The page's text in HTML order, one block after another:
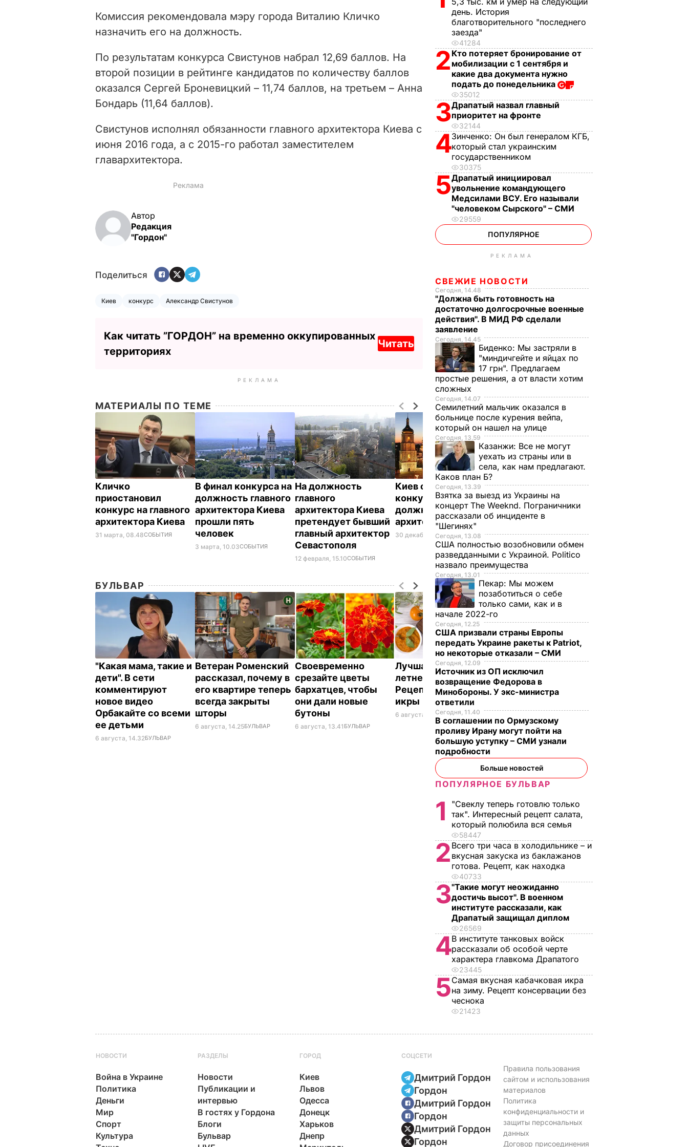
d
e
o
Комиссия рекомендовала мэру города Виталию Кличко
назначить его на должность.
По результатам конкурса Свистунов набрал 12,69 баллов. На
второй позиции в рейтинге кандидатов по количеству баллов
оказался Сергей Броневицкий – 11,74 баллов, на третьем – Анна
Бондарь (11,64 баллов).
Свистунов исполнял обязанности главного архитектора Киева с
июня 2016 года, а с 2015-го работал заместителем
главархитектора.
Автор
Редакция
"Гордон"
Поделиться
Киев конкурс Александр Свистунов
Как читать ”ГОРДОН” на временно оккупированных
территориях
Читать
РЕКЛАМА
МАТЕРИАЛЫ ПО ТЕМЕ
Кличко
приостановил
конкурс на главного
архитектора Киева
31 марта, 08.48СОБЫТИЯ
В финал конкурса на
должность главного
архитектора Киева
прошли пять
человек
3 марта, 10.03СОБЫТИЯ
На должность
главного
архитектора Киева
претендует бывший
главный архитектор
Севастополя
12 февраля, 15.10СОБЫТИЯ
Киев объявил
конкурс на
должность главного
архитектора города
30 декабря, 17.41СОБЫТИЯ
Кличко уволил
главного
архитектора Киева
Целовальника и двух
его заместителей
30 сентября, 12.17СОБЫТИЯ
БУЛЬВАР
"Какая мама, такие и
дети". В сети
комментируют
новое видео
Орбакайте со всеми
ее детьми
6 августа, 14.32БУЛЬВАР
Ветеран Роменский
рассказал, почему в
его квартире теперь
всегда закрыты
шторы
6 августа, 14.25БУЛЬВАР
Своевременно
срезайте цветы
бархатцев, чтобы
они дали новые
бутоны
6 августа, 13.41 БУЛЬВАР
Лучшая намазка для
летнего перекуса.
Рецепт кабачковой
икры
6 августа, 13.02БУЛЬВАР
Добавьте это в
каждую банку – и
огурцы под
крышкой не
перекиснут. Рецепт
без стерилизации
день. История
благотворительного "последнего
заезда"
41284
2 Кто потеряет бронирование от
мобилизации с 1 сентября и
какие два документа нужно
подать до понедельника
35012
3Драпатый назвал главный
приоритет на фронте
32144
4Зинченко: Он был генералом КГБ,
который стал украинским
государственником
30375
5Драпатый инициировал
увольнение командующего
Медсилами ВСУ. Его называли
"человеком Сырского" – СМИ
29559
ПОПУЛЯРНОЕ
РЕКЛАМА
СВЕЖИЕ НОВОСТИ
Сегодня, 14.48
"Должна быть готовность на
достаточно долгосрочные военные
действия". В МИД РФ сделали
заявление
Сегодня, 14.45
Биденко: Мы застряли в
"миндичгейте и яйцах по
17 грн". Предлагаем
простые решения, а от власти хотим
сложных
Сегодня, 14.07
Семилетний мальчик оказался в
больнице после курения вейпа,
который он нашел на улице
Сегодня, 13.59
Казанжи: Все не могут
уехать из страны или в
села, как нам предлагают.
Каков план Б?
Сегодня, 13.39
Взятка за выезд из Украины на
концерт The Weeknd. Пограничники
рассказали об инциденте в
"Шегинях"
Сегодня, 13.08
США полностью возобновили обмен
разведданными с Украиной. Politico
назвало преимущества
Сегодня, 13.01
Пекар: Мы можем
позаботиться о себе
только сами, как и в
начале 2022-го
Сегодня, 12.25
США призвали страны Европы
передать Украине ракеты к Patriot,
но некоторые отказали – СМИ
Сегодня, 12.09
Источник из ОП исключил
возвращение Федорова в
Минобороны. У экс-министра
ответили
Сегодня, 11.40
В соглашении по Ормузскому
проливу Ирану могут пойти на
большую уступку – СМИ узнали
подробности
Больше новостей
ПОПУЛЯРНОЕ БУЛЬВАР
1
"Свеклу теперь готовлю только
так". Интересный рецепт салата,
который полюбила вся семья
58447
2 Всего три часа в холодильнике – и
вкусная закуска из баклажанов
готова. Рецепт, как находка
40733
3"Такие могут неожиданно
достичь высот". В военном
институте рассказали, как
Драпатый защищал диплом
26569
4В институте танковых войск
рассказали об особой черте
характера главкома Драпатого
23445
5Самая вкусная кабачковая икра
на зиму. Рецепт консервации без
чеснока
21423
НОВОСТИ
Война в Украине
Политика
Деньги
Мир
Спорт
Культура
РАЗДЕЛЫ
Новости
Публикации и
интервью
В гостях у Гордона
Блоги
Бульвар
ГОРОД
Киев
Львов
Одесса
Донецк
Харьков
Днепр
СОЦСЕТИ
Дмитрий Гордон
Гордон
Дмитрий Гордон
Гордон
Дмитрий Гордон
Гордон
Правила пользования
сайтом и использования
материалов
Политика
конфиденциальности и
защиты персональных
данных
Договор присоединения